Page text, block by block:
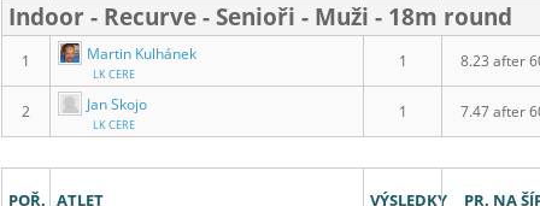
Indoor - Recurve - Senioři - Muži - 18m round
1 Martin Kulhánek
LK CERE
1 8.23 after
2 Jan Skojo
LK CERE
1 7.47 after
POŘ. ATLET VÝSLEDKY PR. NA